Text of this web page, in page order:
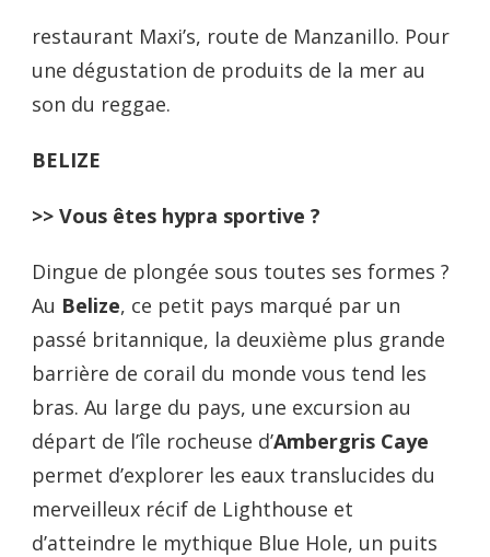
restaurant Maxi’s, route de Manzanillo. Pour
une dégustation de produits de la mer au
son du reggae.
BELIZE
>> Vous êtes hypra sportive ?
Dingue de plongée sous toutes ses formes ?
Au Belize, ce petit pays marqué par un
passé britannique, la deuxième plus grande
barrière de corail du monde vous tend les
bras. Au large du pays, une excursion au
départ de l’île rocheuse d’Ambergris Caye
permet d’explorer les eaux translucides du
merveilleux récif de Lighthouse et
d’atteindre le mythique Blue Hole, un puits